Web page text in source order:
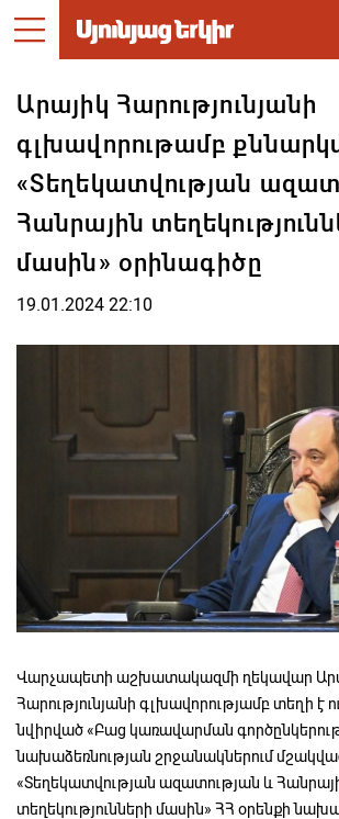
Արայիկ Հարությունյանի
գլխավորութամբ
«Տեղեկատվության
Հանրային
մասին» օրինագիծը
19.01.2024 22:10
Վարչապետի աշխատակազմի ղեկավար
Հարությունյանի գլխավորությամբ տեղի է
նվիրված «Բաց կառավարման
նախաձեռնության շրջանակներում
«Տեղեկատվության ազատության և
տեղեկությունների մասին» ՀՀ օրենքի